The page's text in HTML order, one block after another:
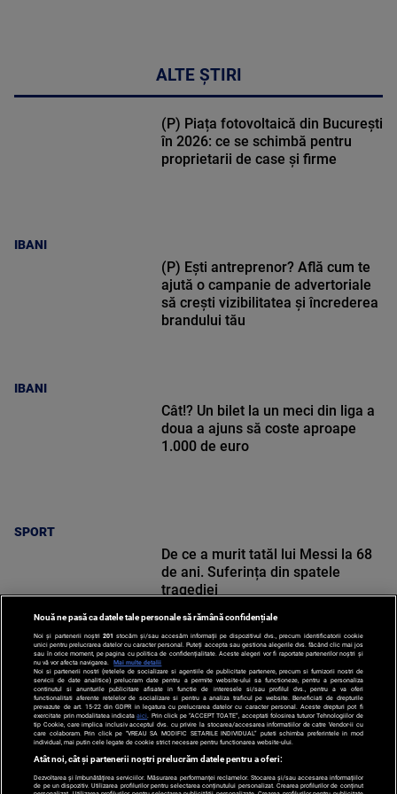
ALTE ȘTIRI
IBANI
(P) Piața fotovoltaică din București
în 2026: ce se schimbă pentru
proprietarii de case și firme
IBANI
(P) Ești antreprenor? Află cum te
ajută o campanie de advertoriale
să crești vizibilitatea și încrederea
brandului tău
SPORT
Cât!? Un bilet la un meci din liga a
doua a ajuns să coste aproape
1.000 de euro
SPORT
De ce a murit tatăl lui Messi la 68
de ani. Suferința din spatele
tragediei
Nouă ne pasă ca datele tale personale să rămână confidențiale
Noi și partenerii noștri 201 stocăm și/sau accesăm informații pe dispozitivul dvs., precum identificatorii cookie
unici pentru prelucrarea datelor cu caracter personal. Puteți accepta sau gestiona alegerile dvs. făcând clic mai jos
sau în orice moment, pe pagina cu politica de confidențialitate. Aceste alegeri vor fi raportate partenerilor noștri și
nu vă vor afecta navigarea.
Mai multe detalii
Noi si partenerii nostri (retelele de socializare si agentiile de publicitate partenere, precum si furnizorii nostri de
servicii de date analitice) prelucram date pentru a permite website-ului sa functioneze, pentru a personaliza
continutul si anunturile publicitare afisate in functie de interesele si/sau profilul dvs., pentru a va oferi
functionalitati aferente retelelor de socializare si pentru a analiza traficul pe website. Beneficiati de drepturile
prevazute de art. 15-22 din GDPR in legatura cu prelucrarea datelor cu caracter personal. Aceste drepturi pot fi
exercitate prin modalitatea indicataaici . Prin click pe “ACCEPT TOATE”, acceptati folosirea tuturor Tehnologiilor de
tip Cookie, care implica inclusiv acceptul dvs. cu privire la stocarea/accesarea informatiilor de catre Vendor-ii cu
care colaboram. Prin click pe “VREAU SA MODIFIC SETARILE INDIVIDUAL” puteti schimba preferintele in mod
individual, mai putin cele legate de cookie strict necesare pentru functionarea website-ului.
Atât noi, cât și partenerii noștri prelucrăm datele pentru a oferi:
Dezvoltarea și îmbunătățirea serviciilor. Măsurarea performanței reclamelor. Stocarea și/sau accesarea informațiilor
de pe un dispozitiv. Utilizarea profilurilor pentru selectarea conținutului personalizat. Crearea profilurilor de conținut